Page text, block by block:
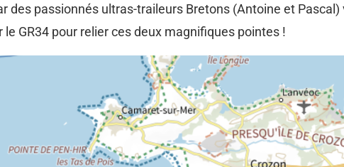
des passionnés ultras-traileurs Bretons (Antoine et
GR34 pour relier ces deux magnifiques pointes !